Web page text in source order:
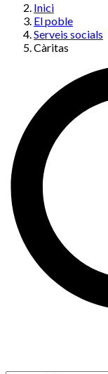
Inici
El poble
Serveis socials
Càritas